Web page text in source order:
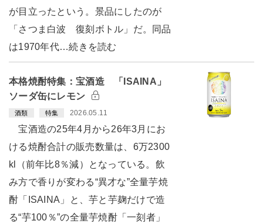
が目立ったという。景品にしたのが
「さつま白波 復刻ボトル」だ。同品
は1970年代…続きを読む
本格焼酎特集：宝酒造 「ISAINA」
ソーダ缶にレモン
酒類 特集 2026.05.11
宝酒造の25年4月から26年3月にお
ける焼酎合計の販売数量は、6万2300
kl（前年比8％減）となっている。飲
み方で香りが変わる“異才な”全量芋焼
酎「ISAINA」と、芋と芋麹だけで造
る“芋100％”の全量芋焼酎「一刻者」